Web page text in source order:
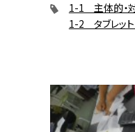
1-1 主体的・
1-2 タブレット